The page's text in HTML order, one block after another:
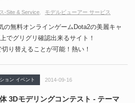
-Site & Service モデルビューアー サービス
の無料オンラインゲームDota2の美麗キャ
でグリグリ確認出来るサイト！
り替えることが可能！熱い！
ョン イベント 2014-09-16
3Dモデリングコンテスト - テーマ